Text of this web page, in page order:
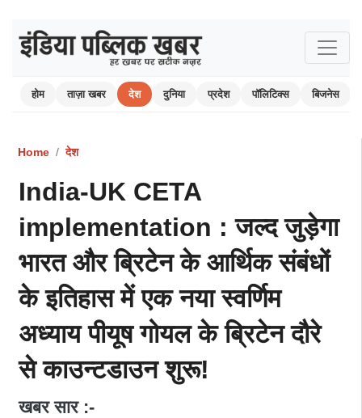
होम ताज़ा खबर देश दुनिया प्रदेश पॉलिटिक्स बिजनेस
Home देश
India-UK CETA
implementation : जल्द जुड़ेगा
भारत और ब्रिटेन के आर्थिक संबंधों
के इतिहास में एक नया स्वर्णिम
अध्याय पीयूष गोयल के ब्रिटेन दौरे
से काउन्टडाउन शुरू!
खबर सार :-